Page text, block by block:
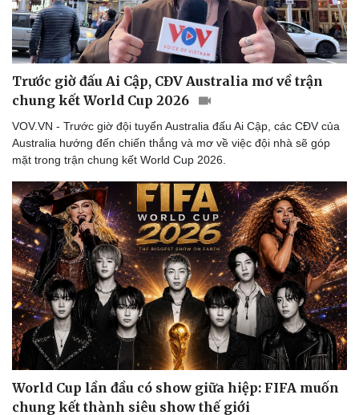
Doanh nghiệp
Thông tin doanh nghiệp
Doanh nghiệp 24h
Doanh nhân
Công nghệ
Sành điệu
Tin Công nghệ
Trải nghiệm
Trước giờ đấu Ai Cập, CĐV Australia mơ về trận
chung kết World Cup 2026
VOV.VN - Trước giờ đội tuyển Australia đấu Ai Cập, các CĐV của
Australia hướng đến chiến thắng và mơ về việc đội nhà sẽ góp
mặt trong trận chung kết World Cup 2026.
World Cup lần đầu có show giữa hiệp: FIFA muốn
chung kết thành siêu show thế giới